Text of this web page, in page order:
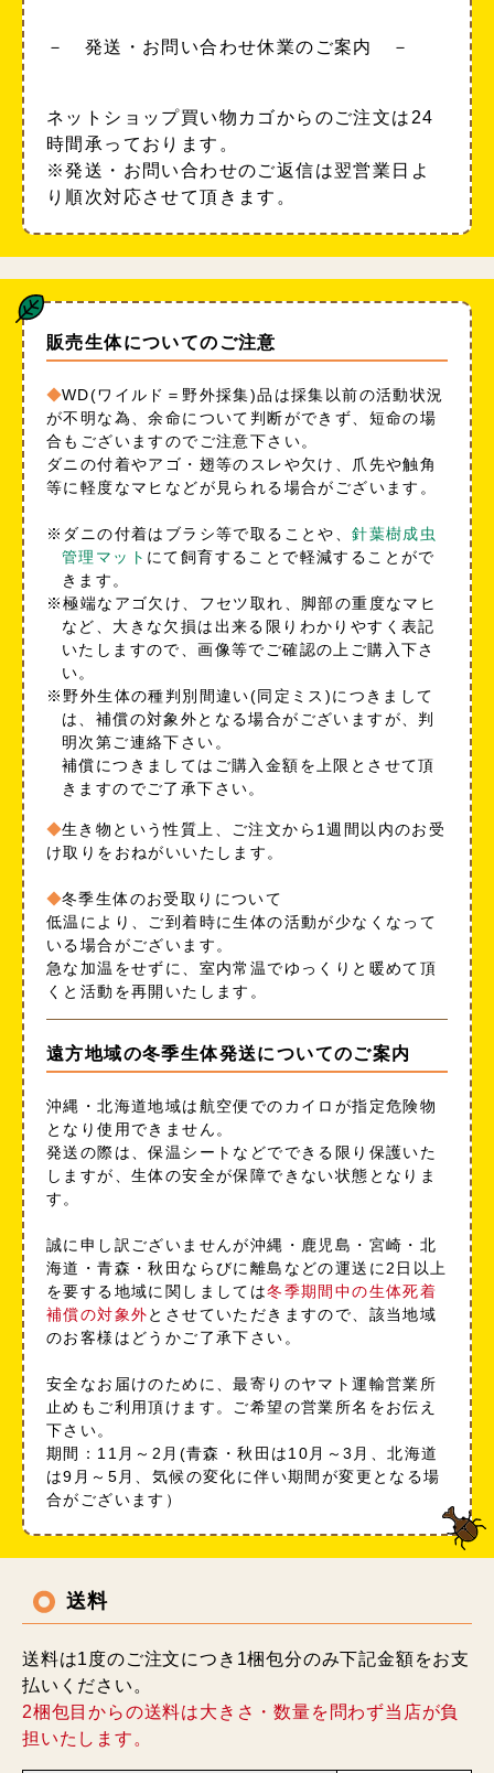
－ 発送・お問い合わせ休業のご案内 －
ネットショップ買い物カゴからのご注文は24
時間承っております。
※発送・お問い合わせのご返信は翌営業日よ
り順次対応させて頂きます。
販売生体についてのご注意
WD(ワイルド＝野外採集)品は採集以前の活動状況
が不明な為、余命について判断ができず、短命の場
合もございますのでご注意下さい。
ダニの付着やアゴ・翅等のスレや欠け、爪先や触角
等に軽度なマヒなどが見られる場合がございます。
※ダニの付着はブラシ等で取ることや、針葉樹成虫
管理マット にて飼育することで軽減することがで
きます。
※極端なアゴ欠け、フセツ取れ、脚部の重度なマヒ
など、大きな欠損は出来る限りわかりやすく表記
いたしますので、画像等でご確認の上ご購入下さ
い。
※野外生体の種判別間違い(同定ミス)につきまして
は、補償の対象外となる場合がございますが、判
明次第ご連絡下さい。
補償につきましてはご購入金額を上限とさせて頂
きますのでご了承下さい。
生き物という性質上、ご注文から1週間以内のお受
け取りをおねがいいたします。
冬季生体のお受取りについて
低温により、ご到着時に生体の活動が少なくなって
いる場合がございます。
急な加温をせずに、室内常温でゆっくりと暖めて頂
くと活動を再開いたします。
遠方地域の冬季生体発送についてのご案内
沖縄・北海道地域は航空便でのカイロが指定危険物
となり使用できません。
発送の際は、保温シートなどでできる限り保護いた
しますが、生体の安全が保障できない状態となりま
す。
誠に申し訳ございませんが沖縄・鹿児島・宮崎・北
海道・青森・秋田ならびに離島などの運送に2日以上
を要する地域に関しましては冬季期間中の生体死着
補償の対象外とさせていただきますので、該当地域
のお客様はどうかご了承下さい。
安全なお届けのために、最寄りのヤマト運輸営業所
止めもご利用頂けます。ご希望の営業所名をお伝え
下さい。
期間：11月～2月(青森・秋田は10月～3月、北海道
は9月～5月、気候の変化に伴い期間が変更となる場
合がございます）
送料
送料は1度のご注文につき1梱包分のみ下記金額をお支
払いください。
2梱包目からの送料は大きさ・数量を問わず当店が負
担いたします。